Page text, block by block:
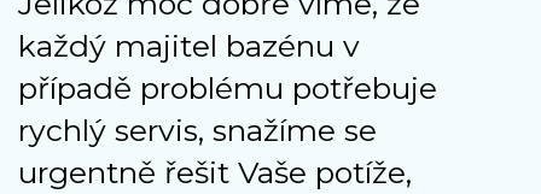
každý majitel bazénu v
případě problému potřebuje
rychlý servis, snažíme se
urgentně řešit Vaše potíže,